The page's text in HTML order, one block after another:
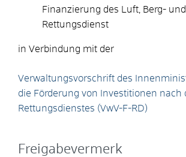
Finanzierung des Luft, Berg-
Rettungsdienst
in Verbindung mit der
Verwaltungsvorschrift des
die Förderung von Investitionen nach
Rettungsdienstes (VwV-F-RD)
Freigabevermerk